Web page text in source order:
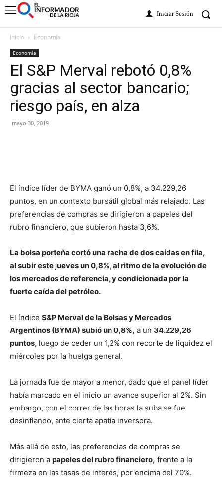
Iniciar Sesión
Inicio Economía
Economía
El S&P Merval rebotó 0,8%
gracias al sector bancario;
riesgo país, en alza
mayo 30, 2019
El índice líder de BYMA ganó un 0,8%, a 34.229,26
puntos, en un contexto bursátil global más relajado. Las
preferencias de compras se dirigieron a papeles del
rubro financiero, que subieron hasta 3,6%.
La bolsa porteña cortó una racha de dos caídas en fila,
al subir este jueves un 0,8%, al ritmo de la evolución de
los mercados de referencia, y condicionada por la
fuerte caída del petróleo.
El índice S&P Merval de la Bolsas y Mercados
Argentinos (BYMA) subió un 0,8%, a un 34.229,26
puntos, luego de ceder un 1,2% con recorte de liquidez el
miércoles por la huelga general.
La jornada fue de mayor a menor, dado que el panel líder
había marcado en el inicio un avance superior al 2%. Sin
embargo, con el correr de las horas la suba se fue
desinflando, ante cierta apatía inversora.
Más allá de esto, las preferencias de compras se
dirigieron a papeles del rubro financiero, frente a la
firmeza en las tasas de interés, por encima del 70%.